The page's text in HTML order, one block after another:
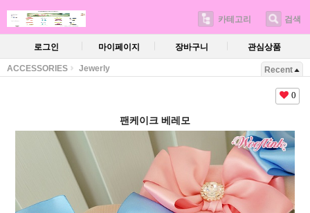
카테고리 검색
로그인 마이페이지 장바구니 관심상품
ACCESSORIES Jewerly Recent
0
팬케이크 베레모